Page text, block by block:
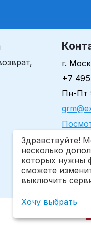
г.
+7
Пн-Пт
Здравствуйте!
несколько
которых нужны
сможете
выключить
Хочу выбрать